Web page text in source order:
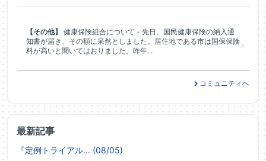
最新記事
『定例トライアル... (08/05)
【その他】
健康保険組合について - 先日、国民健康保険の納入通
知書が届き、その額に呆然としました。居住地である市は国保保険
料が高いと聞いてはおりました。昨年...
コミュニティへ